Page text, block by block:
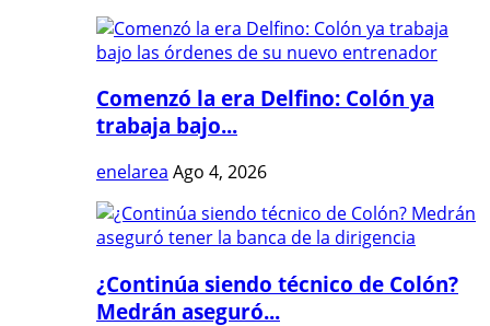
Comenzó la era Delfino: Colón ya
trabaja bajo...
enelarea Ago 4, 2026
¿Continúa siendo técnico de Colón?
Medrán aseguró...